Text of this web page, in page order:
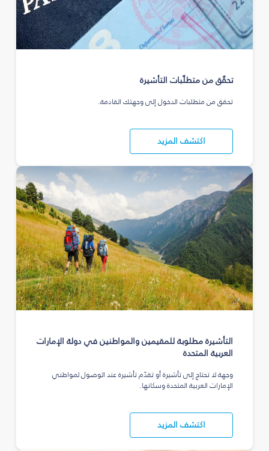
تحقّق من متطلّبات التأشيرة
تحقق من متطلبات الدخول إلى وجهتك القادمة.
اكتشف المزيد
التأشيرة مطلوبة للمقيمين والمواطنين في دولة الإمارات
العربية المتحدة
وجهة لا تحتاج إلى تأشيرة أو تقدّم تأشيرة عند الوصول لمواطني
الإمارات العربية المتحدة وسكانها.
اكتشف المزيد